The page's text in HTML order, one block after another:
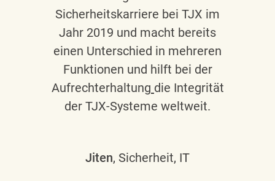
Sicherheitskarriere bei TJX im
Jahr 2019 und macht bereits
einen Unterschied in mehreren
Funktionen und hilft bei der
Aufrechterhaltung die Integrität
der TJX-Systeme weltweit.
Jiten, Sicherheit, IT